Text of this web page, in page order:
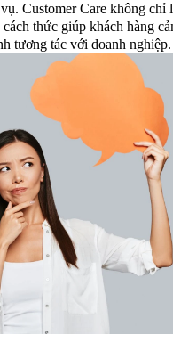
Customer Care không chỉ
thức giúp khách hàng
tương tác với doanh nghiệp.